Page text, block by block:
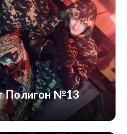
Полигон №13